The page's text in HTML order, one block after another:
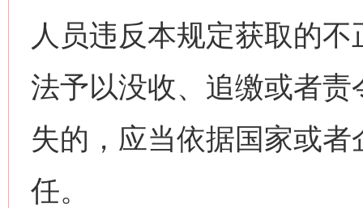
人员违反本规定获取的
法予以没收、追缴或者
失的，应当依据国家或
任。